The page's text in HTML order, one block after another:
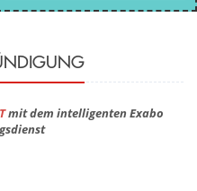
mit dem intelligenten Exabo